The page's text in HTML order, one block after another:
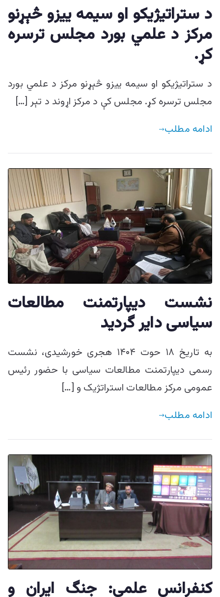
د ستراتیژيکو او سیمه ییزو څېړنو
مرکز د علمي بورد مجلس ترسره
کړ.
د ستراتیژيکو او سیمه ییزو څېړنو مرکز د علمي بورد
مجلس ترسره کړ. مجلس کې د مرکز اړوند د تېر […]
ادامه مطلب
نشست دیپارتمنت مطالعات
سیاسی دایر گردید
به تاریخ ۱۸ حوت ۱۴۰۴ هجری خورشیدی، نشست
رسمی دیپارتمنت مطالعات سیاسی با حضور رئیس
عمومی مرکز مطالعات استراتژیک و […]
ادامه مطلب
کنفرانس علمی: جنگ ایران و